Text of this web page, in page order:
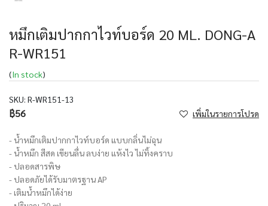
หมึกเติมปากกาไวท์บอร์ด 20 ML. DONG-A
R-WR151
(In stock)
SKU: R-WR151-13
฿56 เพิ่มในรายการโปรด
- น้ำหมึกเติมปากกาไวท์บอร์ด แบบกลิ่นไม่ฉุน
- น้ำหมึก สีสด เขียนลื่น ลบง่าย แห้งไว ไม่ทิ้งคราบ
- ปลอดสารพิษ
- ปลอดภัยได้รับมาตรฐาน AP
- เติมน้ำหมึกได้ง่าย